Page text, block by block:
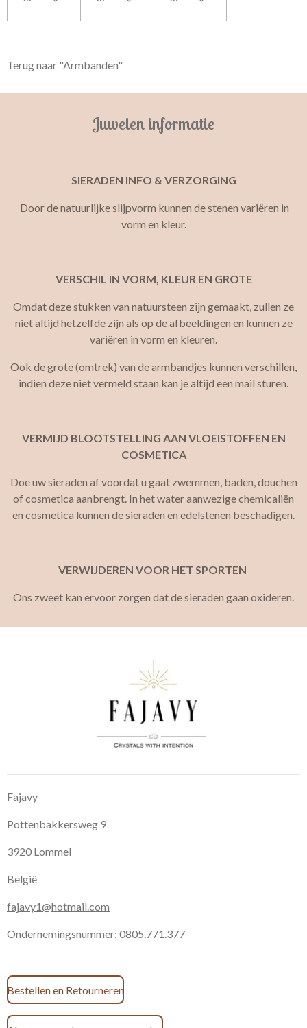
Terug naar "Armbanden"
Juwelen informatie
SIERADEN INFO & VERZORGING
Door de natuurlijke slijpvorm kunnen de stenen variëren in
vorm en kleur.
VERSCHIL IN VORM, KLEUR EN GROTE
Omdat deze stukken van natuursteen zijn gemaakt, zullen ze
niet altijd hetzelfde zijn als op de afbeeldingen en kunnen ze
variëren in vorm en kleuren.
Ook de grote (omtrek) van de armbandjes kunnen verschillen,
indien deze niet vermeld staan kan je altijd een mail sturen.
VERMIJD BLOOTSTELLING AAN VLOEISTOFFEN EN
COSMETICA
Doe uw sieraden af ​​voordat u gaat zwemmen, baden, douchen
of cosmetica aanbrengt. In het water aanwezige chemicaliën
en cosmetica kunnen de sieraden en edelstenen beschadigen.
VERWIJDEREN VOOR HET SPORTEN
Ons zweet kan ervoor zorgen dat de sieraden gaan oxideren.
Fajavy
Pottenbakkersweg 9
3920 Lommel
België
fajavy1@hotmail.com
Ondernemingsnummer: 0805.771.377
Bestellen en Retourneren